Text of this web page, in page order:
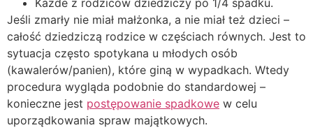
Każde z rodziców dziedziczy po 1/4 spadku.
Jeśli zmarły nie miał małżonka, a nie miał też dzieci –
całość dziedziczą rodzice w częściach równych. Jest to
sytuacja często spotykana u młodych osób
(kawalerów/panien), które giną w wypadkach. Wtedy
procedura wygląda podobnie do standardowej –
konieczne jest postępowanie spadkowe w celu
uporządkowania spraw majątkowych.